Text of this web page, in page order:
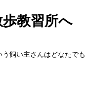
教習所へ
飼い主さんはどなたでも